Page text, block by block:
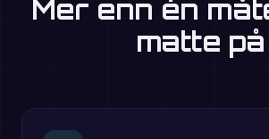
Mer enn én
matte på